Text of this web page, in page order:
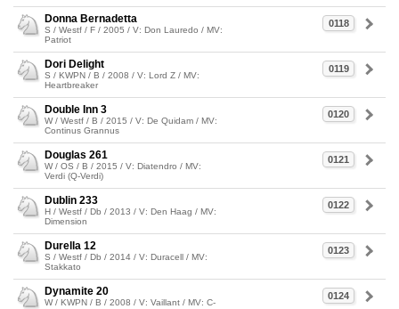
0118
Donna Bernadetta
S / Westf / F / 2005 / V: Don Lauredo / MV:
Patriot
0119
Dori Delight
S / KWPN / B / 2008 / V: Lord Z / MV:
Heartbreaker
0120
Double Inn 3
W / Westf / B / 2015 / V: De Quidam / MV:
Continus Grannus
0121
Douglas 261
W / OS / B / 2015 / V: Diatendro / MV:
Verdi (Q-Verdi)
0122
Dublin 233
H / Westf / Db / 2013 / V: Den Haag / MV:
Dimension
0123
Durella 12
S / Westf / Db / 2014 / V: Duracell / MV:
Stakkato
0124
Dynamite 20
W / KWPN / B / 2008 / V: Vaillant / MV: C-